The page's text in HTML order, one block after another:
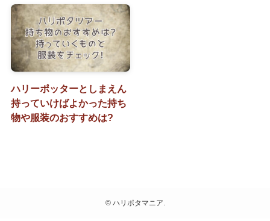
ハリーポッターとしまえん
持っていけばよかった持ち
物や服装のおすすめは?
©ハリポタマニア.